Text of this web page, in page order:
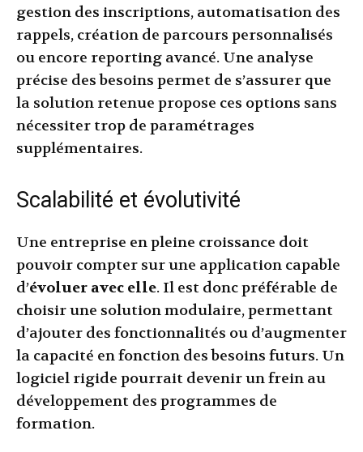
gestion des inscriptions, automatisation des
rappels, création de parcours personnalisés
ou encore reporting avancé. Une analyse
précise des besoins permet de s’assurer que
la solution retenue propose ces options sans
nécessiter trop de paramétrages
supplémentaires.
Scalabilité et évolutivité
Une entreprise en pleine croissance doit
pouvoir compter sur une application capable
d’évoluer avec elle. Il est donc préférable de
choisir une solution modulaire, permettant
d’ajouter des fonctionnalités ou d’augmenter
la capacité en fonction des besoins futurs. Un
logiciel rigide pourrait devenir un frein au
développement des programmes de
formation.